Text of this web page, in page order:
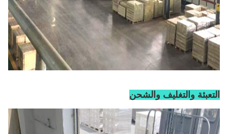
التعبئة والتغليف والشحن